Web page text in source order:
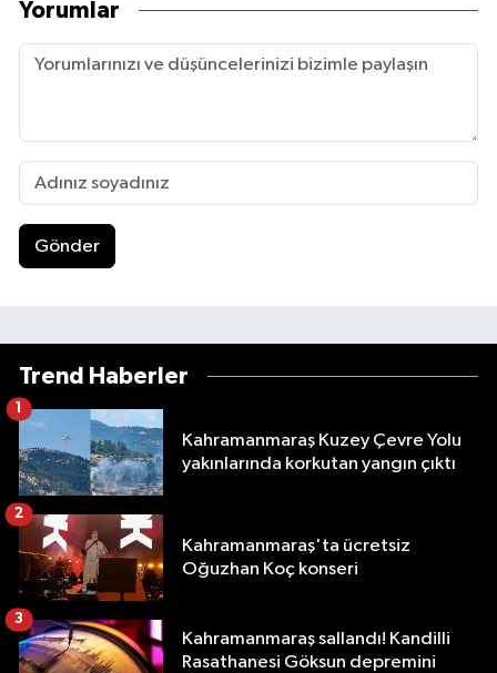
Yorumlar
Gönder
Trend Haberler
Kahramanmaraş Kuzey Çevre Yolu
yakınlarında korkutan yangın çıktı
1
Kahramanmaraş'ta ücretsiz
Oğuzhan Koç konseri
2
Kahramanmaraş sallandı! Kandilli
Rasathanesi Göksun depremini
3